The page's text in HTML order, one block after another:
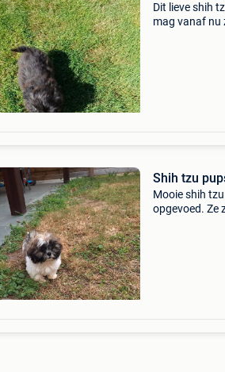
Dit lieve shih
mag vanaf nu
Shih tzu
Mooie shih
opgevoed. Ze